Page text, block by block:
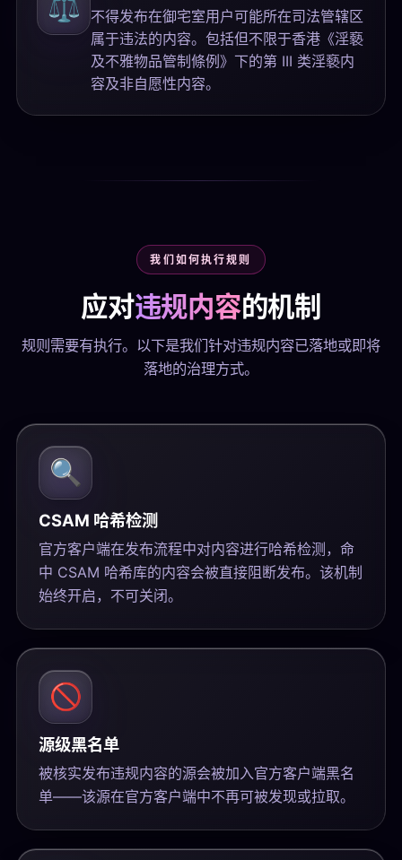
⚖️
不得发布在御宅室用户可能所在司法管辖区
属于违法的内容。包括但不限于香港《淫褻
及不雅物品管制條例》下的第 III 类淫褻内
容及非自愿性内容。
我们如何执行规则
应对违规内容的机制
规则需要有执行。以下是我们针对违规内容已落地或即将
落地的治理方式。
🔍
CSAM 哈希检测
官方客户端在发布流程中对内容进行哈希检测，命
中 CSAM 哈希库的内容会被直接阻断发布。该机制
始终开启，不可关闭。
🚫
源级黑名单
被核实发布违规内容的源会被加入官方客户端黑名
单——该源在官方客户端中不再可被发现或拉取。